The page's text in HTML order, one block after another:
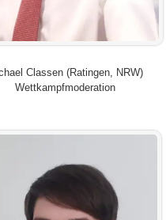
Classen (Ratingen, NRW)
Wettkampfmoderation